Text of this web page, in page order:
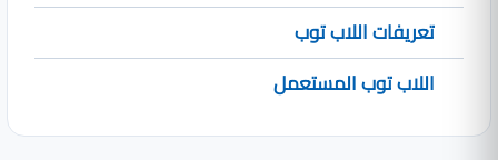
تعريفات اللاب توب
اللاب توب المستعمل